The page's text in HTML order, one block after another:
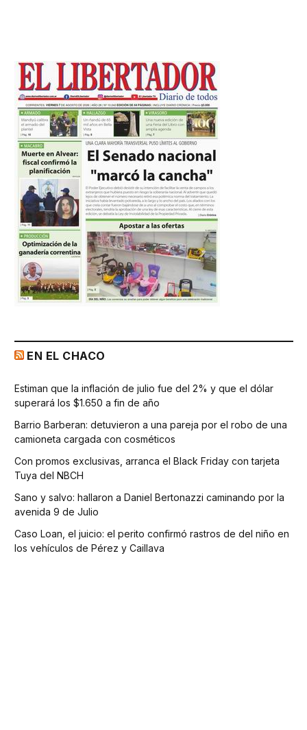
EN EL CHACO
Estiman que la inflación de julio fue del 2% y que el dólar
superará los $1.650 a fin de año
Barrio Barberan: detuvieron a una pareja por el robo de una
camioneta cargada con cosméticos
Con promos exclusivas, arranca el Black Friday con tarjeta
Tuya del NBCH
Sano y salvo: hallaron a Daniel Bertonazzi caminando por la
avenida 9 de Julio
Caso Loan, el juicio: el perito confirmó rastros de del niño en
los vehículos de Pérez y Caillava